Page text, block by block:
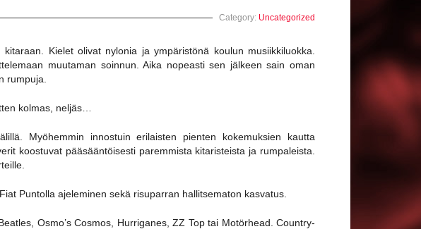
Category: Uncategorized
Kielet olivat nylonia ja ympäristönä koulun musiikkiluokka.
muutaman soinnun. Aika nopeasti sen jälkeen sain oman
rumpuja.
kolmas, neljäs…
Myöhemmin innostuin erilaisten pienten kokemuksien kautta
koostuvat pääsääntöisesti paremmista kitaristeista ja rumpaleista.
Puntolla ajeleminen sekä risuparran hallitsematon kasvatus.
Osmo’s Cosmos, Hurriganes, ZZ Top tai Motörhead. Country-